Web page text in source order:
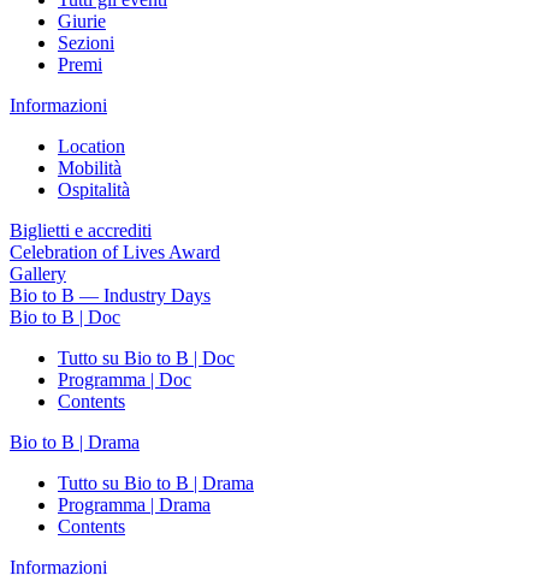
Giurie
Sezioni
Premi
Informazioni
Location
Mobilità
Ospitalità
Biglietti e accrediti
Celebration of Lives Award
Gallery
Bio to B — Industry Days
Bio to B | Doc
Tutto su Bio to B | Doc
Programma | Doc
Contents
Bio to B | Drama
Tutto su Bio to B | Drama
Programma | Drama
Contents
Informazioni